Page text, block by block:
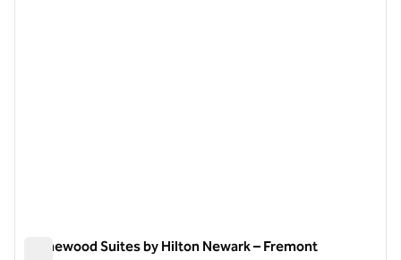
Homewood Suites by Hilton Newark – Fremont